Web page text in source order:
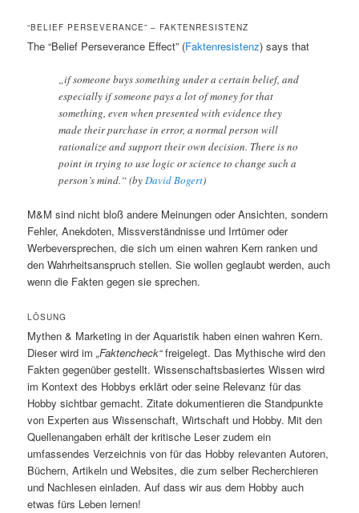
“BELIEF PERSEVERANCE” – FAKTENRESISTENZ
The “Belief Perseverance Effect” (Faktenresistenz) says that
„if someone buys something under a certain belief, and
especially if someone pays a lot of money for that
something, even when presented with evidence they
made their purchase in error, a normal person will
rationalize and support their own decision. There is no
point in trying to use logic or science to change such a
person’s mind.“ (byDavid Bogert)
M&M sind nicht bloß andere Meinungen oder Ansichten, sondern
Fehler, Anekdoten, Missverständnisse und Irrtümer oder
Werbeversprechen, die sich um einen wahren Kern ranken und
den Wahrheitsanspruch stellen. Sie wollen geglaubt werden, auch
wenn die Fakten gegen sie sprechen.
LÖSUNG
Mythen & Marketing in der Aquaristik haben einen wahren Kern.
Dieser wird im„Faktencheck“freigelegt. Das Mythische wird den
Fakten gegenüber gestellt. Wissenschaftsbasiertes Wissen wird
im Kontext des Hobbys erklärt oder seine Relevanz für das
Hobby sichtbar gemacht. Zitate dokumentieren die Standpunkte
von Experten aus Wissenschaft, Wirtschaft und Hobby. Mit den
Quellenangaben erhält der kritische Leser zudem ein
umfassendes Verzeichnis von für das Hobby relevanten Autoren,
Büchern, Artikeln und Websites, die zum selber Recherchieren
und Nachlesen einladen. Auf dass wir aus dem Hobby auch
etwas fürs Leben lernen!